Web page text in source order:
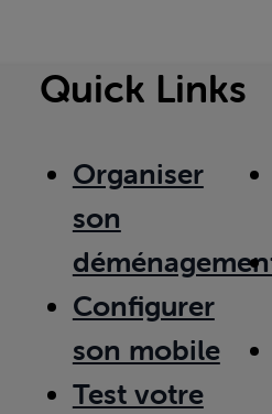
Quick Links
Organiser
son
Configurer
son mobile
Test votre